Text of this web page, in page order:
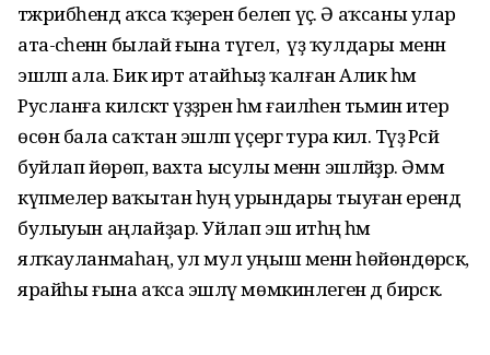
тәжрибәһендә аҡса ҡәҙерен белеп үҫә. Ә аҡсаны улар
ата-әсәһенән былай ғына түгел, ә үҙ ҡулдары менән
эшләп ала. Бик иртә атайһыҙ ҡалған Алик һәм
Русланға киләсәктә үҙҙәрен һәм ғаиләһен тәьмин итер
өсөн бала саҡтан эшләп үҫергә тура килә. Тәүҙә Рәсәй
буйлап йөрөп, вахта ысулы менән эшләйҙәр. Әммә
күпмелер ваҡытан һуң урындары тыуған ерендә
булыуын аңлайҙар. Уйлап эш итһәң һәм
ялҡауланмаһаң, ул мул уңыш менән һөйөндөрәсәк,
ярайһы ғына аҡса эшләү мөмкинлеген дә бирәсәк.